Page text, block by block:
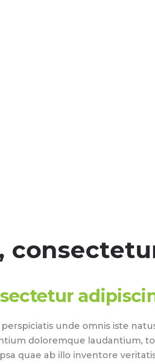
perspiciatis unde omnis iste
doloremque laudantium,
quae ab illo inventore